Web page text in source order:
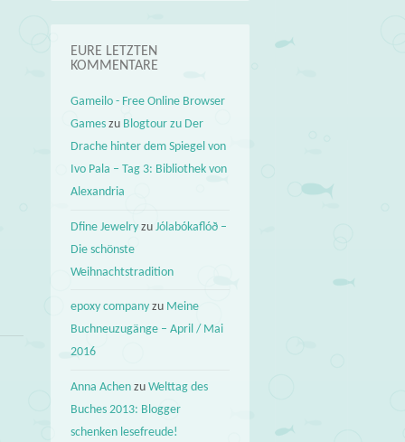
EURE LETZTEN
KOMMENTARE
Gameilo - Free Online Browser
Games zu Blogtour zu Der
Drache hinter dem Spiegel von
Ivo Pala – Tag 3: Bibliothek von
Alexandria
Dfine Jewelry zuJólabókaflóð –
Die schönste
Weihnachtstradition
epoxy company zu Meine
Buchneuzugänge – April / Mai
2016
Anna Achen zuWelttag des
Buches 2013: Blogger
schenken lesefreude!